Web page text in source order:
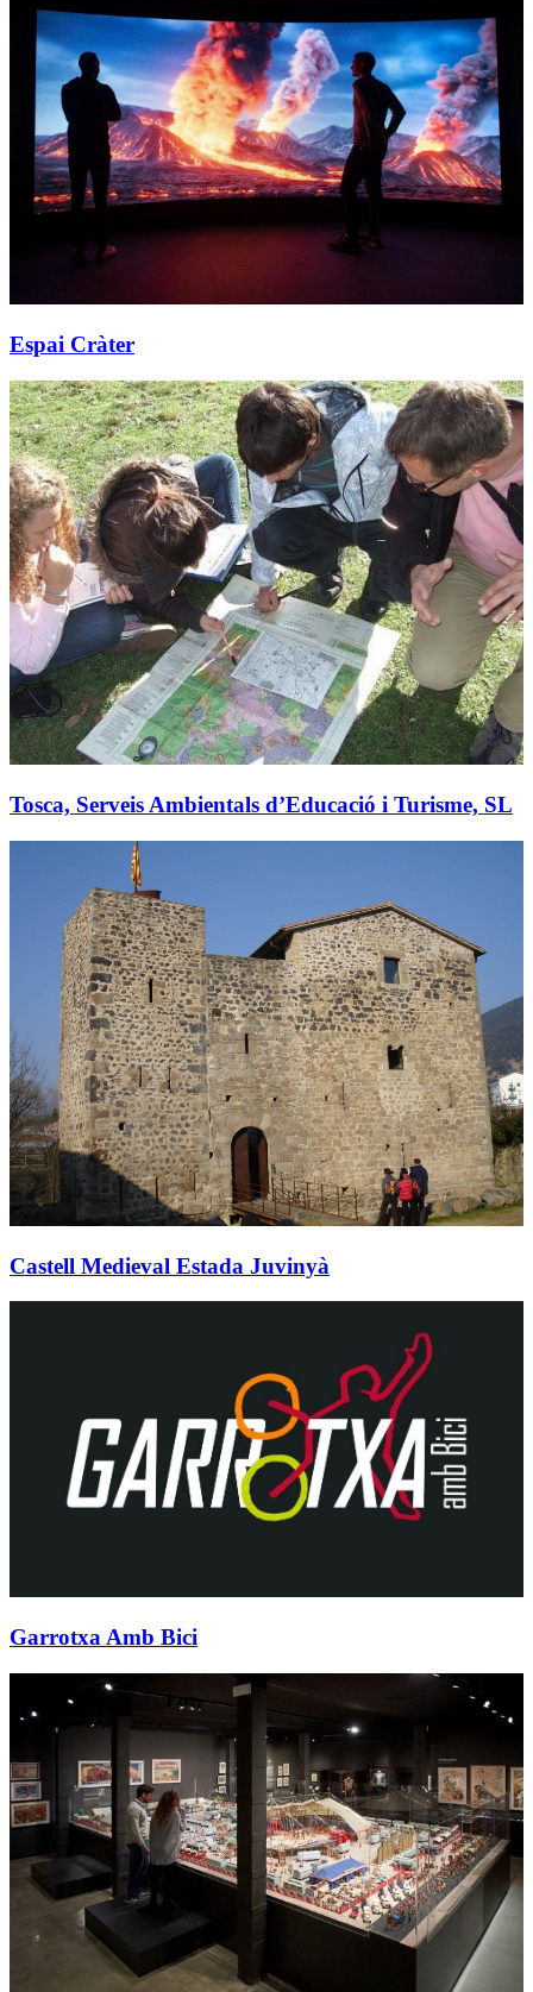
Espai Cràter
Tosca, Serveis Ambientals d’Educació i Turisme, SL
Castell Medieval Estada Juvinyà
Garrotxa Amb Bici